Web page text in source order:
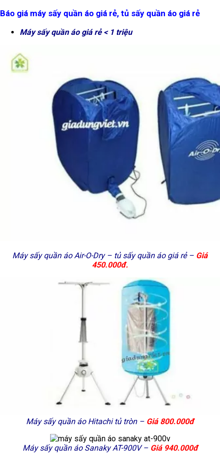
Báo giá máy sấy quần áo giá rẻ, tủ sấy quần áo giá rẻ
Máy sấy quần áo giá rẻ < 1 triệu
Máy sấy quần áo Air-O-Dry – tủ sấy quần áo giá rẻ – Giá
450.000đ.
Máy sấy quần áo Hitachi tủ tròn – Giá 800.000đ
Máy sấy quần áo Sanaky AT-900V – Giá 940.000đ